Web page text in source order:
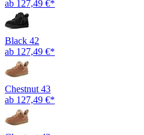
ab 127,49 €*
Black 42
ab 127,49 €*
Chestnut 43
ab 127,49 €*